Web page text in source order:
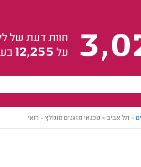
חוות דעת של
על 12,255
> תל אביב > טכנאי מזגנים מומלץ - רואי